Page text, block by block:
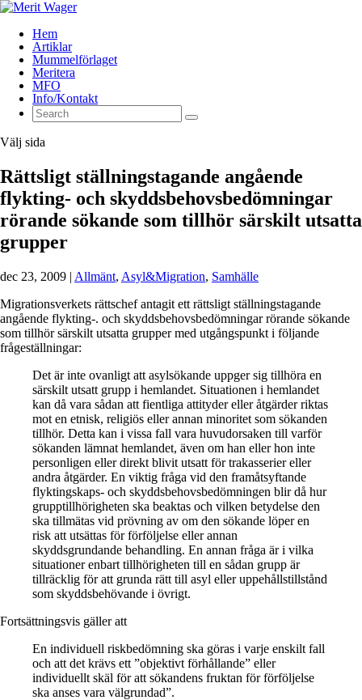
Hem
Artiklar
Mummelförlaget
Meritera
MFO
Info/Kontakt
Välj sida
Rättsligt ställningstagande angående
flykting- och skyddsbehovsbedömningar
rörande sökande som tillhör särskilt utsatta
grupper
dec 23, 2009 | Allmänt, Asyl&Migration, Samhälle
Migrationsverkets rättschef antagit ett rättsligt ställningstagande
angående flykting-. och skyddsbehovsbedömningar rörande sökande
som tillhör särskilt utsatta grupper med utgångspunkt i följande
frågeställningar:
Det är inte ovanligt att asylsökande uppger sig tillhöra en
särskilt utsatt grupp i hemlandet. Situationen i hemlandet
kan då vara sådan att fientliga attityder eller åtgärder riktas
mot en etnisk, religiös eller annan minoritet som sökanden
tillhör. Detta kan i vissa fall vara huvudorsaken till varför
sökanden lämnat hemlandet, även om han eller hon inte
personligen eller direkt blivit utsatt för trakasserier eller
andra åtgärder. En viktig fråga vid den framåtsyftande
flyktingskaps- och skyddsbehovsbedömningen blir då hur
grupptillhörigheten ska beaktas och vilken betydelse den
ska tillmätas vid prövning av om den sökande löper en
risk att utsättas för förföljelse eller annan
skyddsgrundande behandling. En annan fråga är i vilka
situationer enbart tillhörigheten till en sådan grupp är
tillräcklig för att grunda rätt till asyl eller uppehållstillstånd
som skyddsbehövande i övrigt.
Fortsättningsvis gäller att
En individuell riskbedömning ska göras i varje enskilt fall
och att det krävs ett ”objektivt förhållande” eller
individuellt skäl för att sökandens fruktan för förföljelse
ska anses vara välgrundad”.